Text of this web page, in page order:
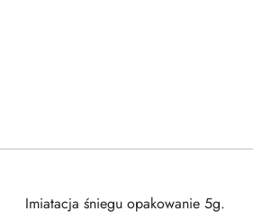
Imiatacja śniegu opakowanie 5g.